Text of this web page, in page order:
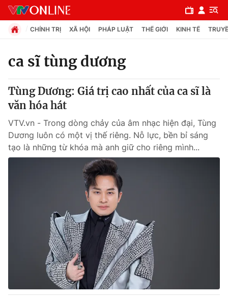
Chuyên mục
Chính trị
Xã hội
Pháp luật
Thế giới đó đây
Câu chuyện quốc tế
Thị trường
Dữ liệu và đời sống
CHÍNH TRỊ XÃ HỘI PHÁP LUẬT THẾ GIỚI KINH TẾ
ca sĩ tùng dương
Tùng Dương: Giá trị cao nhất của ca sĩ là
văn hóa hát
VTV.vn - Trong dòng chảy của âm nhạc hiện đại, Tùng
Dương luôn có một vị thế riêng. Nỗ lực, bền bỉ sáng
tạo là những từ khóa mà anh giữ cho riêng mình...